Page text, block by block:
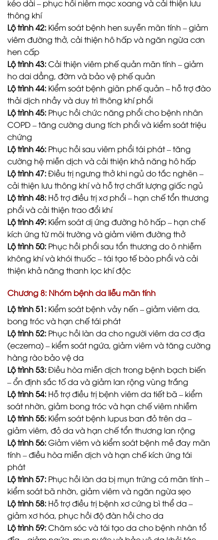
kéo dài – phục hồi niêm mạc xoang và cải thiện lưu
thông khí
Lộ trình 42: Kiểm soát bệnh hen suyễn mãn tính – giảm
viêm đường thở, cải thiện hô hấp và ngăn ngừa cơn
hen cấp
Lộ trình 43:Cải thiện viêm phế quản mãn tính – giảm
ho dai dẳng, đờm và bảo vệ phế quản
Lộ trình 44: Kiểm soát bệnh giãn phế quản – hỗ trợ đào
thải dịch nhầy và duy trì thông khí phổi
Lộ trình 45: Phục hồi chức năng phổi cho bệnh nhân
COPD – tăng cường dung tích phổi và kiểm soát triệu
chứng
Lộ trình 46: Phục hồi sau viêm phổi tái phát – tăng
cường hệ miễn dịch và cải thiện khả năng hô hấp
Lộ trình 47:Điều trị ngưng thở khi ngủ do tắc nghẽn –
cải thiện lưu thông khí và hỗ trợ chất lượng giấc ngủ
Lộ trình 48: Hỗ trợ điều trị xơ phổi – hạn chế tổn thương
phổi và cải thiện trao đổi khí
Lộ trình 49: Kiểm soát dị ứng đường hô hấp – hạn chế
kích ứng từ môi trường và giảm viêm đường thở
Lộ trình 50: Phục hồi phổi sau tổn thương do ô nhiễm
không khí và khói thuốc – tái tạo tế bào phổi và cải
thiện khả năng thanh lọc khí độc
Chương 8: Nhóm bệnh da liễu mãn tính
Lộ trình 51: Kiểm soát bệnh vảy nến – giảm viêm da,
bong tróc và hạn chế tái phát
Lộ trình 52: Phục hồi làn da cho người viêm da cơ địa
(eczema) – kiểm soát ngứa, giảm viêm và tăng cường
hàng rào bảo vệ da
Lộ trình 53:Điều hòa miễn dịch trong bệnh bạch biến
– ổn định sắc tố da và giảm lan rộng vùng trắng
Lộ trình 54: Hỗ trợ điều trị bệnh viêm da tiết bã – kiểm
soát nhờn, giảm bong tróc và hạn chế viêm nhiễm
Lộ trình 55: Kiểm soát bệnh lupus ban đỏ trên da –
giảm viêm, đỏ da và hạn chế tổn thương lan rộng
Lộ trình 56:Giảm viêm và kiểm soát bệnh mề đay mãn
tính – điều hòa miễn dịch và hạn chế kích ứng tái
phát
Lộ trình 57: Phục hồi làn da bị mụn trứng cá mãn tính –
kiểm soát bã nhờn, giảm viêm và ngăn ngừa sẹo
Lộ trình 58: Hỗ trợ điều trị bệnh xơ cứng bì thể da –
giảm xơ hóa, phục hồi độ đàn hồi cho da
Lộ trình 59:Chăm sóc và tái tạo da cho bệnh nhân tổ